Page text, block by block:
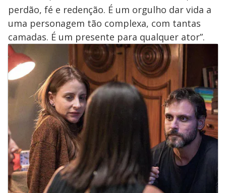
perdão, fé e redenção. É um orgulho dar vida a
uma personagem tão complexa, com tantas
camadas. É um presente para qualquer ator”.